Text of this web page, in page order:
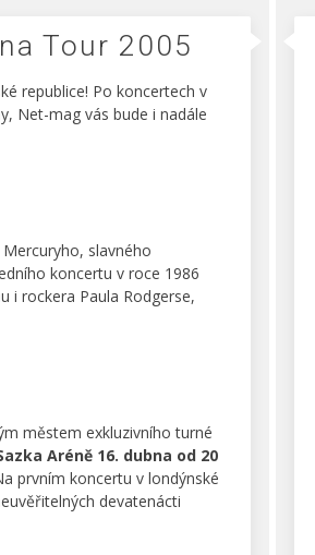
Tour 2005
republice! Po koncertech v
Net-mag vás bude i nadále
slavného
koncertu v roce 1986
i rockera Paula Rodgerse,
městem exkluzivního turné
Aréně 16. dubna od 20
prvním koncertu v londýnské
devatenácti